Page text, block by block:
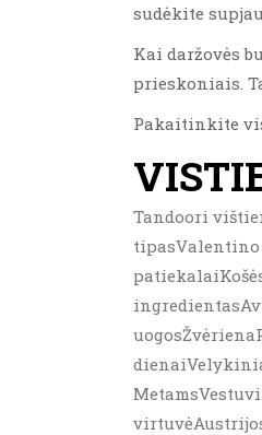
sudėkite
Kai daržovės
prieskoniais.
Pakaitinkite
Tandoori